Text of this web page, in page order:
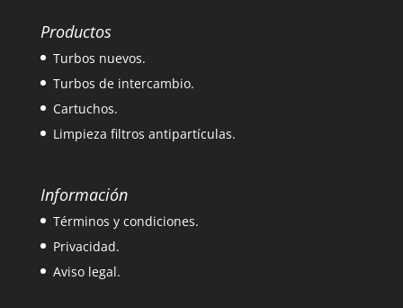
Productos
Turbos nuevos.
Turbos de intercambio.
Cartuchos.
Limpieza filtros antipartículas.
Información
Términos y condiciones.
Privacidad.
Aviso legal.